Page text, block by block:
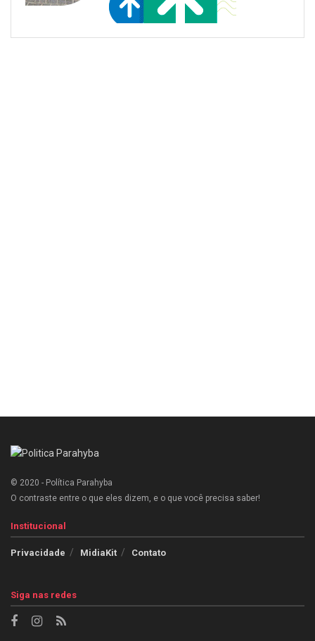
© 2020 - Política Parahyba
O contraste entre o que eles dizem, e o que você precisa saber!
Institucional
Privacidade MidiaKit Contato
Siga nas redes